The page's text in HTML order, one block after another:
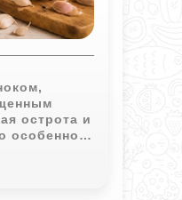
острота и
особенно